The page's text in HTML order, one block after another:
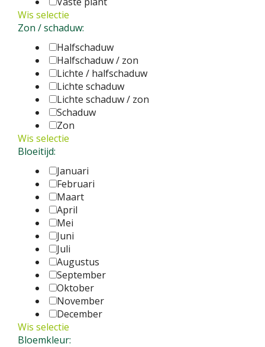
Wis selectie
Zon / schaduw:
Halfschaduw
Halfschaduw / zon
Lichte / halfschaduw
Lichte schaduw
Lichte schaduw / zon
Schaduw
Zon
Wis selectie
Bloeitijd:
Januari
Februari
Maart
April
Mei
Juni
Juli
Augustus
September
Oktober
November
December
Wis selectie
Bloemkleur: